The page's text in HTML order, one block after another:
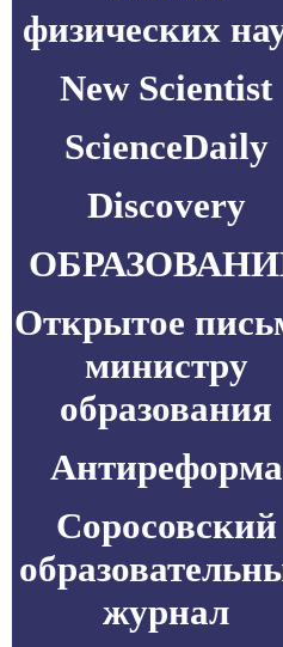
физических
New Scientist
ScienceDaily
Discovery
Открытое
министру
образования
Антиреформа
Соросовский
журнал